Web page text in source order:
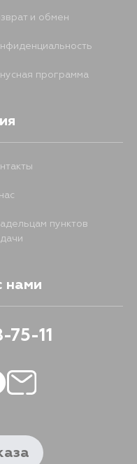
и обмен
программа
пунктов
нами
75-11